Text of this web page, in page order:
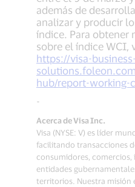
además de
analizar y producir
índice. Para obtener
sobre el índice WCI,
https://visa-business-
hub/report-working-
-
Acerca de Visa Inc.
Visa (NYSE: V) es líder
facilitando transacciones
consumidores,
entidades
territorios. Nuestra misión